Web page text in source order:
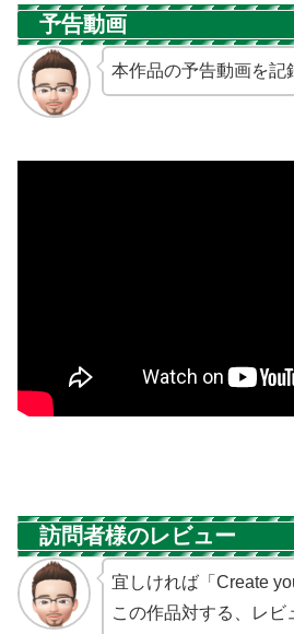
予告動画
本作品の予告動画を記
訪問者様のレビュー
宜しければ「Create
この作品対する、レ